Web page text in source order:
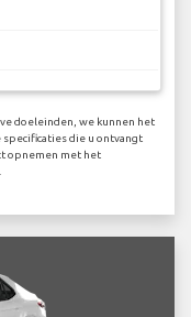
doeleinden, we kunnen het
specificaties die u ontvangt
opnemen met het